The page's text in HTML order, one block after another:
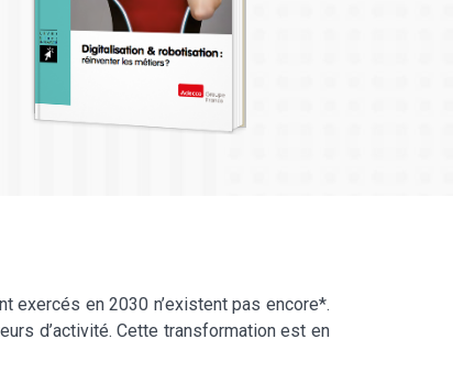
exercés en 2030 n’existent pas encore*.
d’activité. Cette transformation est en